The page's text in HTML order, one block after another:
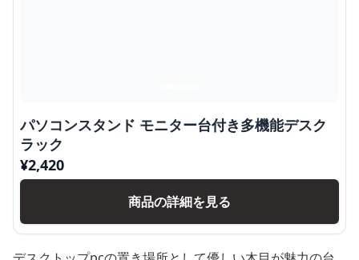
パソコンスタンド モニター台付き多機能デスク
ラック
¥2,420
商品の詳細を見る